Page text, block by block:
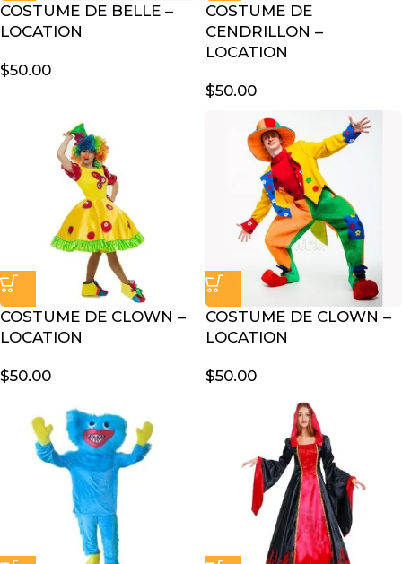
COSTUME DE BELLE –
LOCATION
$50.00
COSTUME DE
CENDRILLON –
LOCATION
$50.00
COSTUME DE CLOWN –
LOCATION
$50.00
COSTUME DE CLOWN –
LOCATION
$50.00